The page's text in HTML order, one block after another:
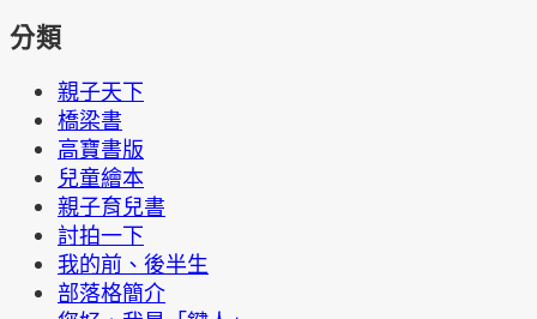
分類
親子天下
橋梁書
高寶書版
兒童繪本
親子育兒書
討拍一下
我的前、後半生
部落格簡介